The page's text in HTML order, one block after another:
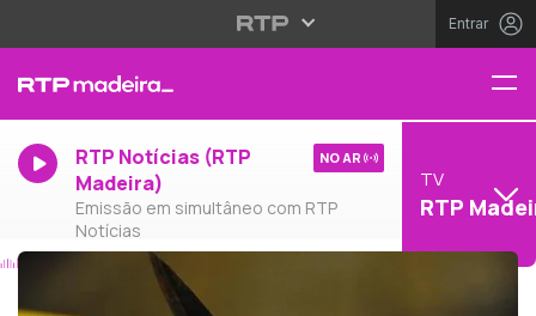
Entrar
RTP Notícias (RTP
Madeira)
Emissão em simultâneo com RTP
Notícias
NO AR
TV
RTP